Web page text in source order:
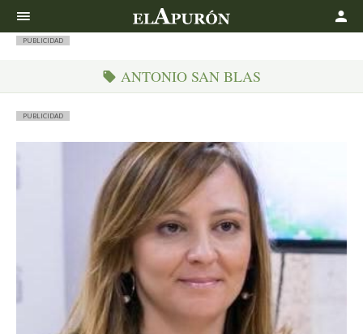
PUBLICIDAD
ANTONIO SAN BLAS
PUBLICIDAD